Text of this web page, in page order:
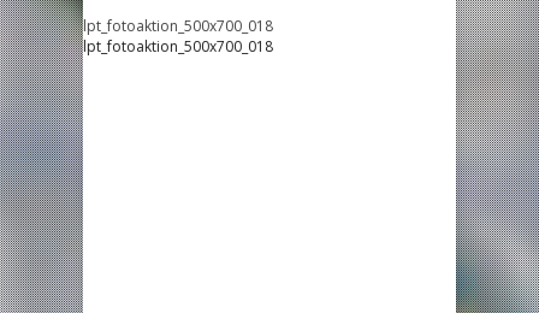
lpt_fotoaktion_500x700_018
lpt_fotoaktion_500x700_018